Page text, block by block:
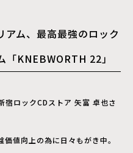
アム、最高最強のロック
「KNEBWORTH 22」
ロックCDストア 矢富 卓也さ
値向上の為に日々もがき中。